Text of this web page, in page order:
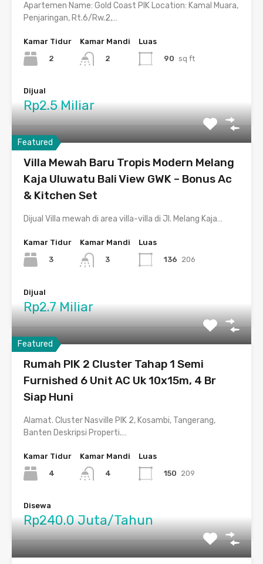
Apartemen Name: Gold Coast PIK Location: Kamal Muara,
Penjaringan, Rt.6/Rw.2,…
Kamar Tidur
2
Kamar Mandi
2
Luas
90 sq ft
Dijual
Rp2.5 Miliar
Featured
Villa Mewah Baru Tropis Modern Melang
Kaja Uluwatu Bali View GWK – Bonus Ac
& Kitchen Set
Dijual Villa mewah di area villa-villa di Jl. Melang Kaja…
Kamar Tidur
3
Kamar Mandi
3
Luas
136 206
Dijual
Rp2.7 Miliar
Featured
Rumah PIK 2 Cluster Tahap 1 Semi
Furnished 6 Unit AC Uk 10x15m, 4 Br
Siap Huni
Alamat. Cluster Nasville PIK 2, Kosambi, Tangerang,
Banten Deskripsi Properti.…
Kamar Tidur
4
Kamar Mandi
4
Luas
150 209
Disewa
Rp240.0 Juta/Tahun